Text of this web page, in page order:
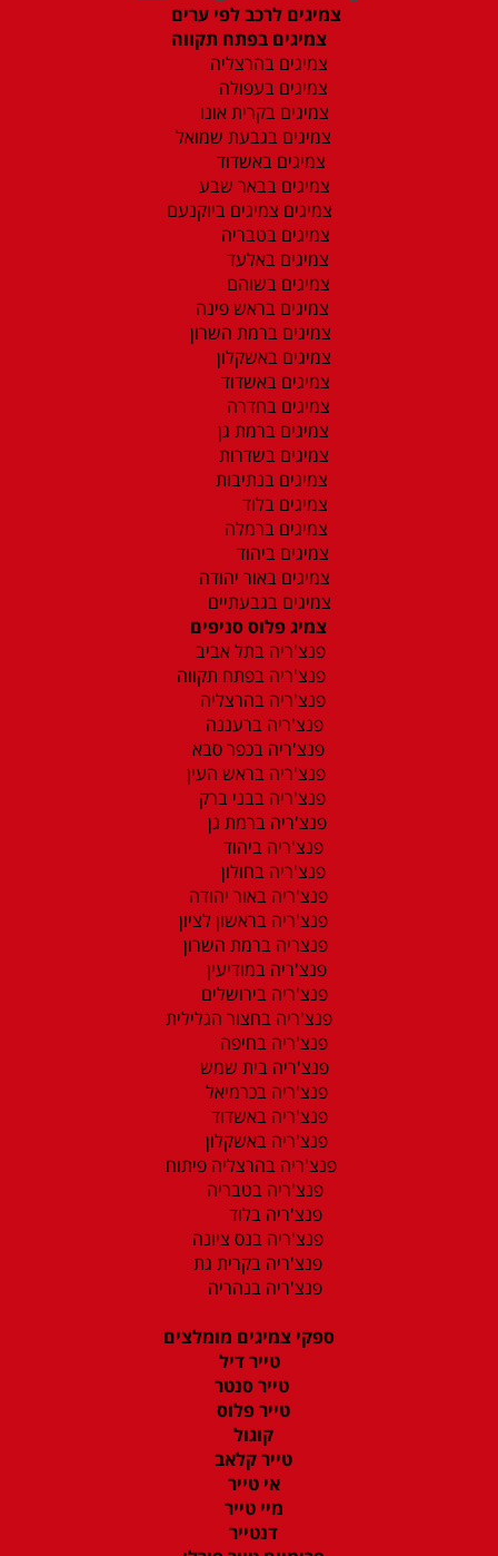
צמיגים לרכב לפי ערים
צמיגים בפתח תקווה
צמיגים בהרצליה
צמיגים בעפולה
צמיגים בקרית אונו
צמיגים בגבעת שמואל
צמיגים באשדוד
צמיגים בבאר שבע
צמיגים צמיגים ביוקנעם
צמיגים בטבריה
צמיגים באלעד
צמיגים בשוהם
צמיגים בראש פינה
צמיגים ברמת השרון
צמיגים באשקלון
צמיגים באשדוד
צמיגים בחדרה
צמיגים ברמת גן
צמיגים בשדרות
צמיגים בנתיבות
צמיגים בלוד
צמיגים ברמלה
צמיגים ביהוד
צמיגים באור יהודה
צמיגים בגבעתיים
צמיג פלוס סניפים
פנצ'ריה בתל אביב
פנצ'ריה בפתח תקווה
פנצ'ריה בהרצליה
פנצ'ריה ברעננה
פנצ'ריה בכפר סבא
פנצ'ריה בראש העין
פנצ'ריה בבני ברק
פנצ'ריה ברמת גן
פנצ'ריה ביהוד
פנצ'ריה בחולון
פנצ'ריה באור יהודה
פנצ'ריה בראשון לציון
פנצריה ברמת השרון
פנצ'ריה במודיעין
פנצ'ריה בירושלים
פנצ'ריה בחצור הגלילית
פנצ'ריה בחיפה
פנצ'ריה בית שמש
פנצ'ריה בכרמיאל
פנצ'ריה באשדוד
פנצ'ריה באשקלון
פנצ'ריה בהרצליה פיתוח
פנצ'ריה בטבריה
פנצ'ריה בלוד
פנצ'ריה בנס ציונה
פנצ'ריה בקרית גת
פנצ'ריה בנהריה
ספקי צמיגים מומלצים
טייר דיל
טייר סנטר
טייר פלוס
קוגול
טייר קלאב
אי טייר
מיי טייר
דנטייר